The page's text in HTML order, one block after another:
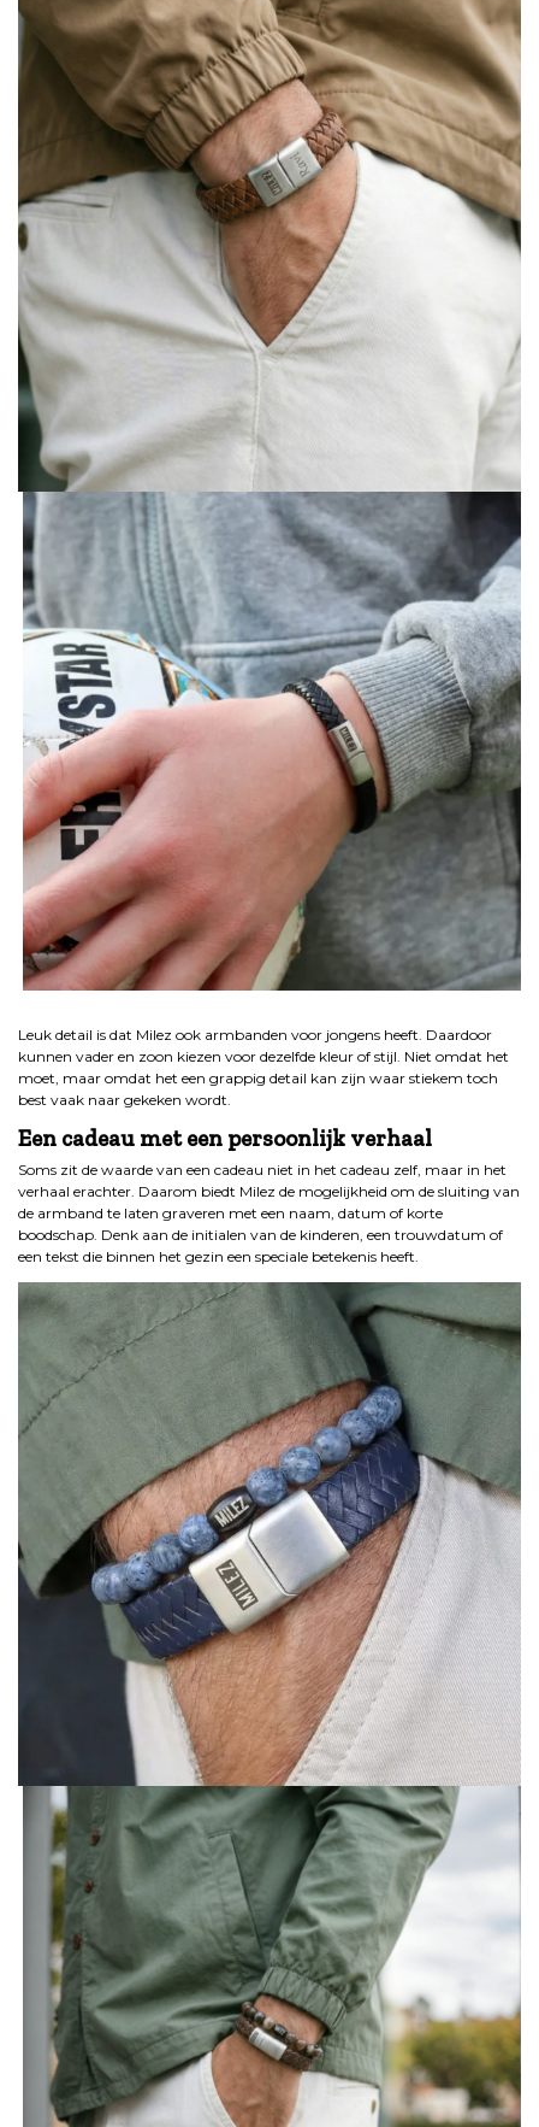
Leuk detail is dat Milez ook armbanden voor jongens heeft. Daardoor
kunnen vader en zoon kiezen voor dezelfde kleur of stijl. Niet omdat het
moet, maar omdat het een grappig detail kan zijn waar stiekem toch
best vaak naar gekeken wordt.
Een cadeau met een persoonlijk verhaal
Soms zit de waarde van een cadeau niet in het cadeau zelf, maar in het
verhaal erachter. Daarom biedt Milez de mogelijkheid om de sluiting van
de armband te laten graveren met een naam, datum of korte
boodschap. Denk aan de initialen van de kinderen, een trouwdatum of
een tekst die binnen het gezin een speciale betekenis heeft.